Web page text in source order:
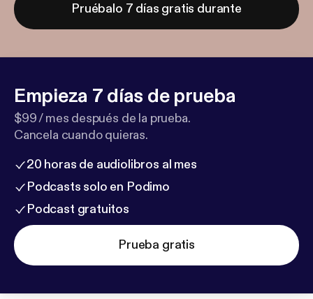
Pruébalo 7 días gratis durante
Empieza 7 días de prueba
$99 / mes después de la prueba.
Cancela cuando quieras.
20 horas de audiolibros al mes
Podcasts solo en Podimo
Podcast gratuitos
Prueba gratis